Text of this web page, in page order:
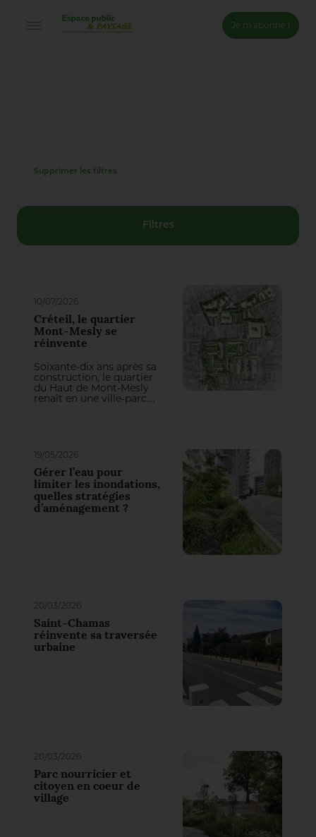
Je m'abonne !
Supprimer les filtres
Filtres
10/07/2026
Créteil, le quartier
Mont-Mesly se
réinvente
Soixante-dix ans après sa
construction, le quartier
du Haut de Mont-Mesly
renaît en une ville-parc.
paysagère développée
autour d’une mosaïque
résidentielle, de polarités
urbaines remises en
réseau et d’une forêt
urbaine.
19/05/2026
Gérer l’eau pour
limiter les inondations,
quelles stratégies
d’aménagement ?
20/03/2026
Saint-Chamas
réinvente sa traversée
urbaine
20/03/2026
Parc nourricier et
citoyen en coeur de
village